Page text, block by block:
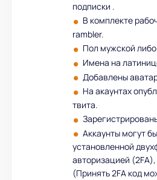
подписки .
В комплекте
rambler.
Пол мужской
Имена на
Добавлены
На акаунтах
твита.
Аккаунты могут
установленной
авторизацией (2FA),
(Принять 2FA код